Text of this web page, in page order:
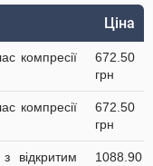
Ціна
компресії
672.50
грн
компресії
672.50
грн
відкритим
1088.90